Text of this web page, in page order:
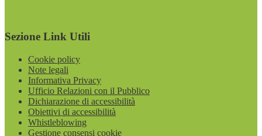
Sezione Link Utili
Cookie policy
Note legali
Informativa Privacy
Ufficio Relazioni con il Pubblico
Dichiarazione di accessibilità
Obiettivi di accessibilità
Whistleblowing
Gestione consensi cookie